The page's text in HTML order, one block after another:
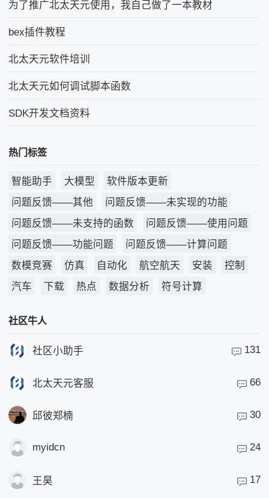
为了推广北太天元使用，我自己做了一本教材
bex插件教程
北太天元软件培训
北太天元如何调试脚本函数
SDK开发文档资料
热门标签
智能助手 大模型
软件版本更新
问题反馈——其他
问题反馈——未实现的功能
问题反馈——未支持的函数
问题反馈——使用问题
问题反馈——功能问题
问题反馈——计算问题
数模竞赛
仿真 自动化 航空航天 安装
控制
汽车
下载 热点 数据分析 符号计算
社区牛人
社区小助手 131
北太天元客服 66
邱彼郑楠 30
myidcn 24
王昊 17